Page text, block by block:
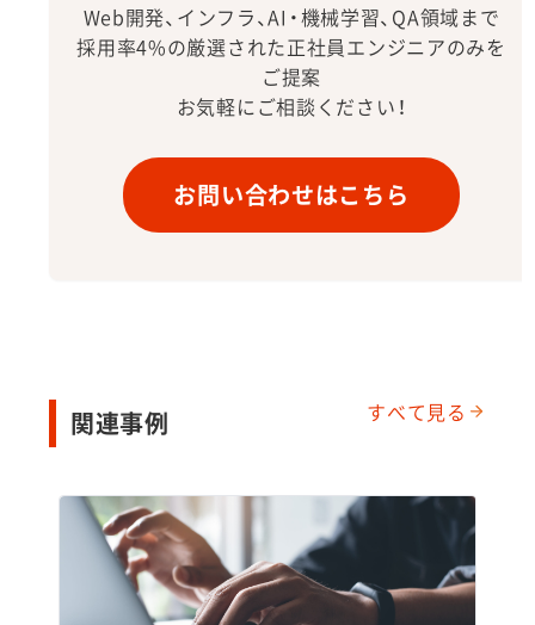
Web開発、インフラ、AI・機械学習、QA領域まで
採用率4%の厳選された正社員エンジニアのみを
ご提案
お気軽にご相談ください！
お問い合わせはこちら
関連事例 すべて見る